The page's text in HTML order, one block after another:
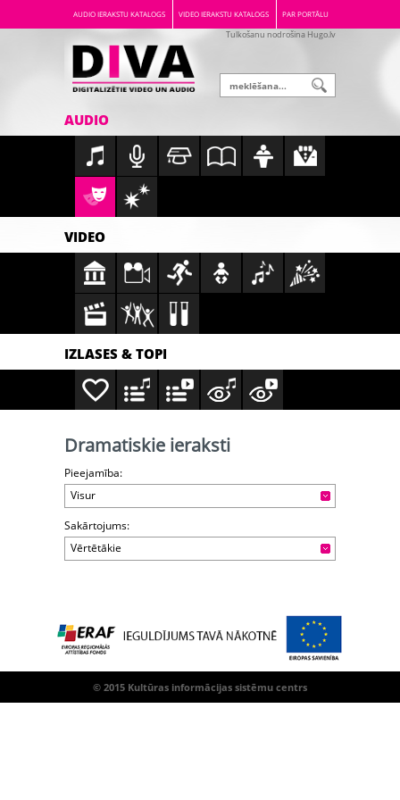
AUDIO IERAKSTU KATALOGS VIDEO IERAKSTU KATALOGS PAR PORTĀLU
Tulkošanu nodrošina Hugo.lv
AUDIO
VIDEO
IZLASES & TOPI
Dramatiskie ieraksti
Pieejamība:
Visur
Sakārtojums:
Vērtētākie
© 2015 Kultūras informācijas sistēmu centrs